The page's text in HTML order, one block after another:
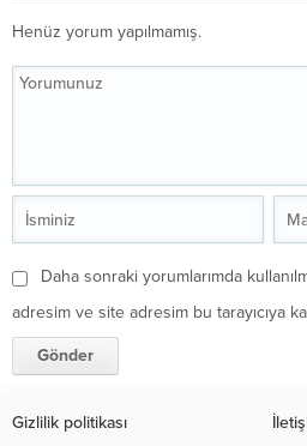
Henüz yorum yapılmamış.
Daha sonraki yorumlarımda
adresim ve site adresim bu tarayıcıya
Gizlilik politikası